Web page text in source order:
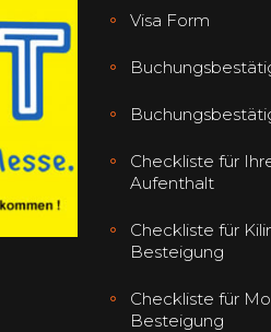
Visa Form
Checkliste für
Aufenthalt
Checkliste für
Besteigung
Checkliste für
Besteigung